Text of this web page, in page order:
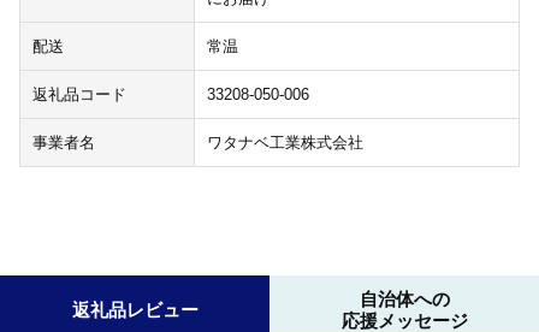
配送 常温
返礼品コード 33208-050-006
事業者名 ワタナベ工業株式会社
返礼品レビュー
自治体への
応援メッセージ